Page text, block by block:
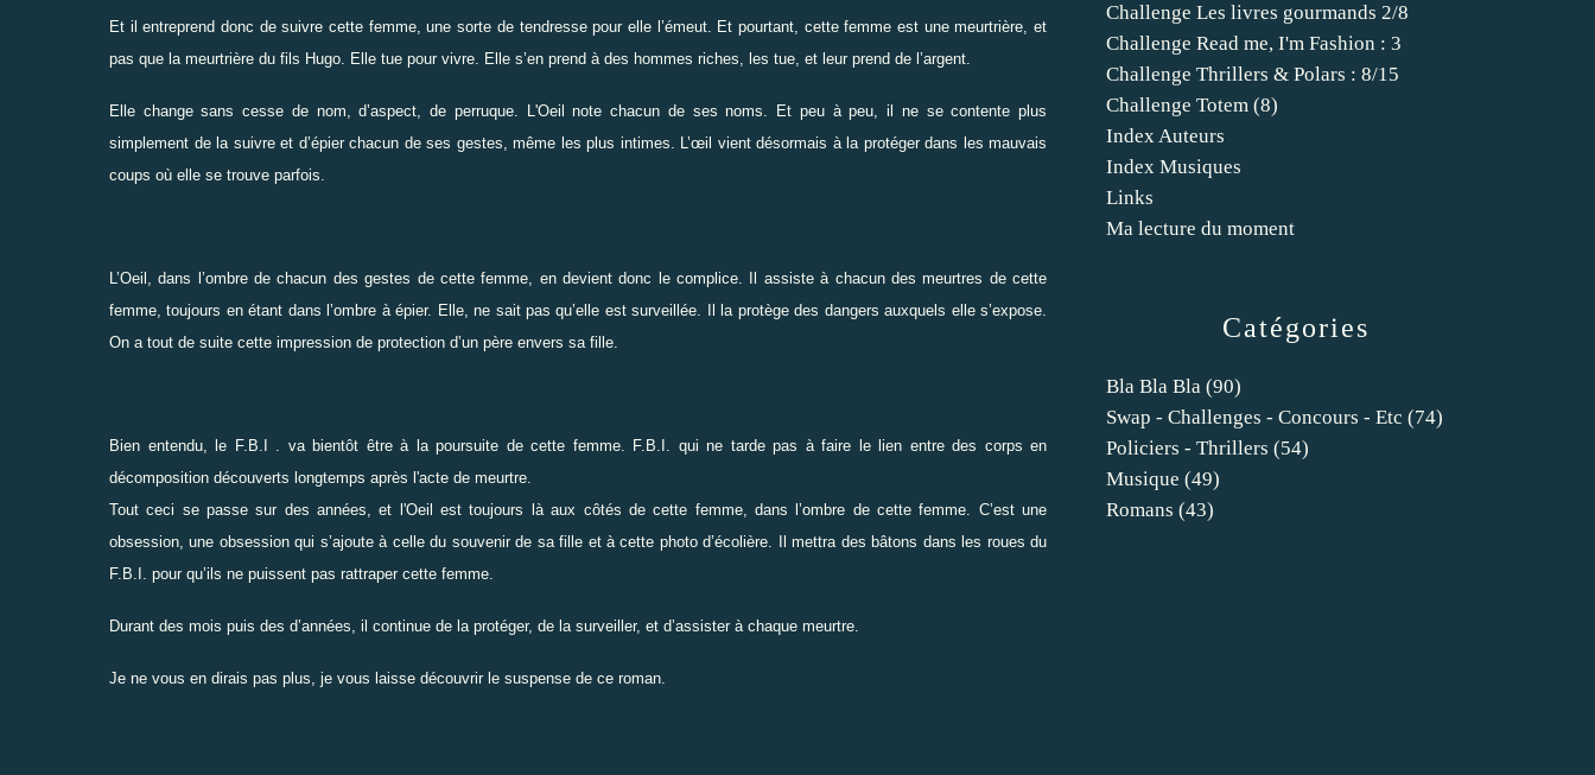
Et il entreprend donc de suivre cette femme, une sorte de tendresse pour elle l’émeut. Et pourtant, cette femme est une meurtrière, et
pas que la meurtrière du fils Hugo. Elle tue pour vivre. Elle s’en prend à des hommes riches, les tue, et leur prend de l’argent.
Elle change sans cesse de nom, d’aspect, de perruque. L'Oeil note chacun de ses noms. Et peu à peu, il ne se contente plus
simplement de la suivre et d’épier chacun de ses gestes, même les plus intimes. L’œil vient désormais à la protéger dans les mauvais
coups où elle se trouve parfois.
L’Oeil, dans l’ombre de chacun des gestes de cette femme, en devient donc le complice. Il assiste à chacun des meurtres de cette
femme, toujours en étant dans l’ombre à épier. Elle, ne sait pas qu’elle est surveillée. Il la protège des dangers auxquels elle s’expose.
On a tout de suite cette impression de protection d’un père envers sa fille.
Bien entendu, le F.B.I . va bientôt être à la poursuite de cette femme. F.B.I. qui ne tarde pas à faire le lien entre des corps en
décomposition découverts longtemps après l'acte de meurtre.
Tout ceci se passe sur des années, et l'Oeil est toujours là aux côtés de cette femme, dans l’ombre de cette femme. C’est une
obsession, une obsession qui s’ajoute à celle du souvenir de sa fille et à cette photo d’écolière. Il mettra des bâtons dans les roues du
F.B.I. pour qu’ils ne puissent pas rattraper cette femme.
Durant des mois puis des d’années, il continue de la protéger, de la surveiller, et d’assister à chaque meurtre.
Je ne vous en dirais pas plus, je vous laisse découvrir le suspense de ce roman.
Catégories
Bla Bla Bla (90)
Swap - Challenges - Concours - Etc (74)
Policiers - Thrillers (54)
Musique (49)
Romans (43)
Challenge Les livres gourmands 2/8
Challenge Read me, I'm Fashion : 3
Challenge Thrillers & Polars : 8/15
Challenge Totem (8)
Index Auteurs
Index Musiques
Links
Ma lecture du moment